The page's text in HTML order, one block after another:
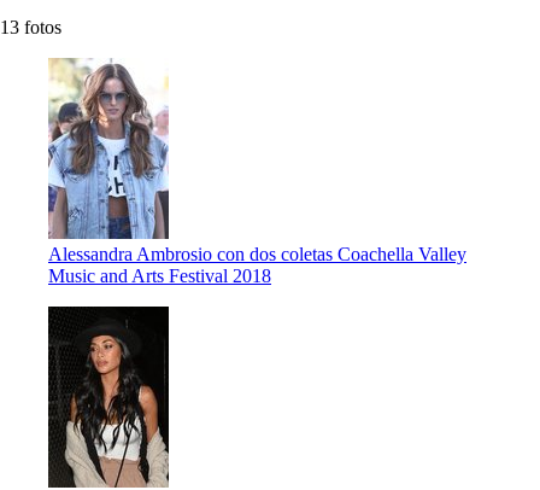
13 fotos
Alessandra Ambrosio con dos coletas Coachella Valley
Music and Arts Festival 2018